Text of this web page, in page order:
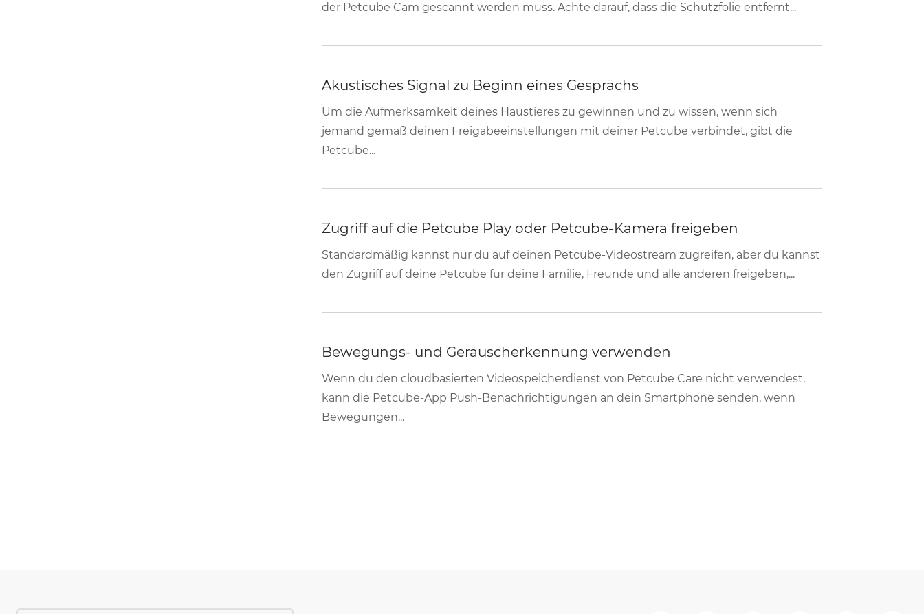
der Petcube Cam gescannt werden muss. Achte darauf, dass die Schutzfolie entfernt...
Akustisches Signal zu Beginn eines Gesprächs
Um die Aufmerksamkeit deines Haustieres zu gewinnen und zu wissen, wenn sich
jemand gemäß deinen Freigabeeinstellungen mit deiner Petcube verbindet, gibt die
Petcube...
Zugriff auf die Petcube Play oder Petcube-Kamera freigeben
Standardmäßig kannst nur du auf deinen Petcube-Videostream zugreifen, aber du kannst
den Zugriff auf deine Petcube für deine Familie, Freunde und alle anderen freigeben,...
Bewegungs- und Geräuscherkennung verwenden
Wenn du den cloudbasierten Videospeicherdienst von Petcube Care nicht verwendest,
kann die Petcube-App Push-Benachrichtigungen an dein Smartphone senden, wenn
Bewegungen...